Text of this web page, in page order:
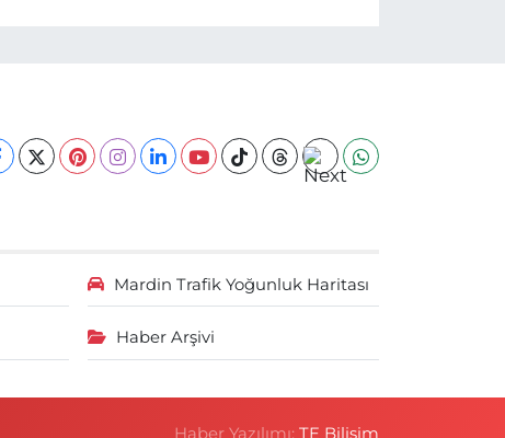
Mardin Trafik Yoğunluk Haritası
Haber Arşivi
Haber Yazılımı:TE Bilişim